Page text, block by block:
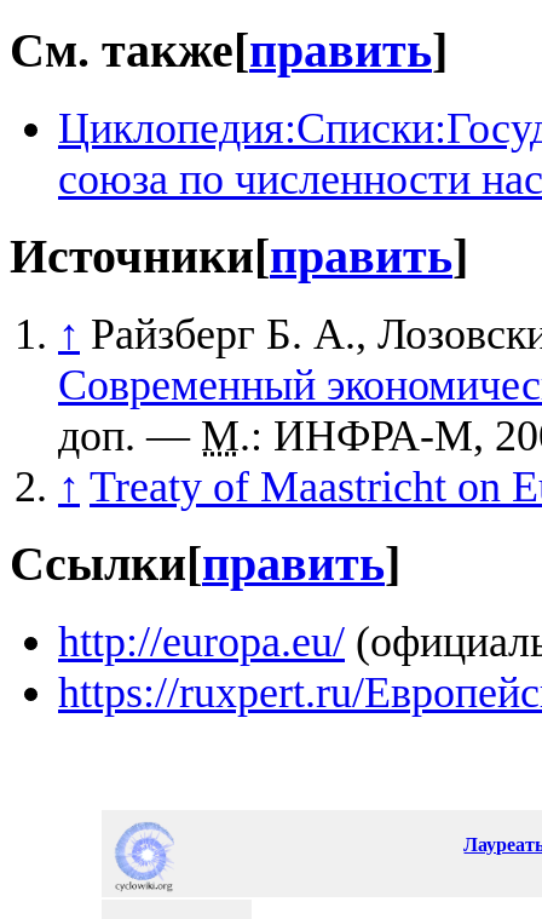
См. также [править]
союза по численности
Источники[править]
↑ Райзберг Б. А.,
Современный
доп. — М.: ИНФРА-М,
↑ Treaty of Maastricht on
Ссылки[править]
http://europa.eu/
https://ruxpert.ru/